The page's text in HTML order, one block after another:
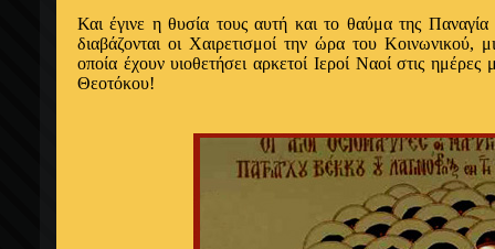
Και έγινε η θυσία τους αυτή και το θαύμα της
διαβάζονται οι Χαιρετισμοί την ώρα του Κοινωνικού,
οποία έχουν υιοθετήσει αρκετοί Ιεροί Ναοί στις ημέρες
Θεοτόκου!